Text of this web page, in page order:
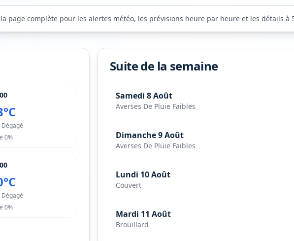
page complète pour les alertes météo, les prévisions heure par heure et les détails à
Dégagé
0%
Dégagé
0%
Suite de la semaine
Samedi 8 Août
Averses De Pluie Faibles
Dimanche 9 Août
Averses De Pluie Faibles
Lundi 10 Août
Couvert
Mardi 11 Août
Brouillard